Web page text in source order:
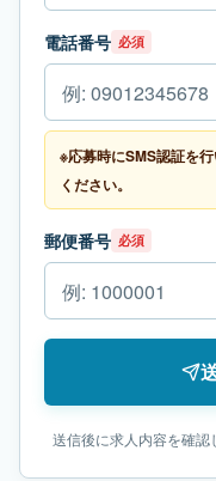
電話番号 必須
※応募時にSMS認証を
ください。
郵便番号 必須
送信後に求人内容を確認